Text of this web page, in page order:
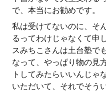
で、本当にお勧めです。
私は受けてないのに、そ
るってわけじゃなくて申
スみちこさんは土台塾で
なって、やっぱり物の見
トしてみたらいいんじゃ
いただいて、それでそう